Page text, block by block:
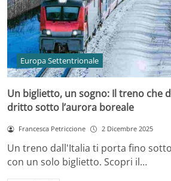
Europa Settentrionale
Un biglietto, un sogno: Il treno che
dritto sotto l’aurora boreale
Francesca Petriccione 2 Dicembre 2025
Un treno dall'Italia ti porta fino
con un solo biglietto. Scopri il…